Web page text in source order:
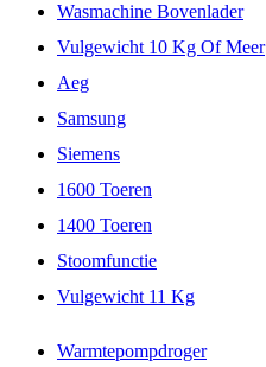
Wasmachine Bovenlader
Vulgewicht 10 Kg Of Meer
Aeg
Samsung
Siemens
1600 Toeren
1400 Toeren
Stoomfunctie
Vulgewicht 11 Kg
Warmtepompdroger